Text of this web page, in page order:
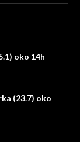
oko 14h
(23.7) oko